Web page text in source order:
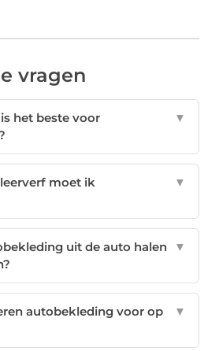
vragen
het beste voor
▼
moet ik
▼
uit de auto halen
▼
autobekleding voor op
▼